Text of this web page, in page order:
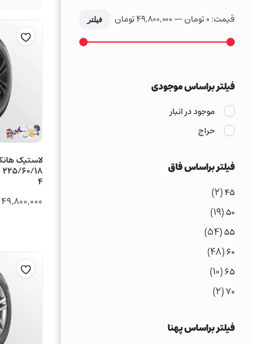
4
۴۹,۸۰۰,۰۰۰
قیمت
قیمت
فیلتر قیمت: 0 تومان —49,800,000 تومان
فیلتر براساس موجودی
موجود در انبار
حراج
فیلتر براساس فاق
۴۵(۲)
۵۰(۱۹)
۵۵(۵۴)
۶۰(۴۸)
۶۵(۱۰)
۷۰(۲)
فیلتر براساس پهنا